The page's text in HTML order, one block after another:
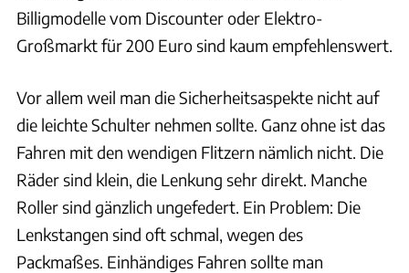
Billigmodelle vom Discounter oder Elektro-
Großmarkt für 200 Euro sind kaum empfehlenswert.
Vor allem weil man die Sicherheitsaspekte nicht auf
die leichte Schulter nehmen sollte. Ganz ohne ist das
Fahren mit den wendigen Flitzern nämlich nicht. Die
Räder sind klein, die Lenkung sehr direkt. Manche
Roller sind gänzlich ungefedert. Ein Problem: Die
Lenkstangen sind oft schmal, wegen des
Packmaßes. Einhändiges Fahren sollte man